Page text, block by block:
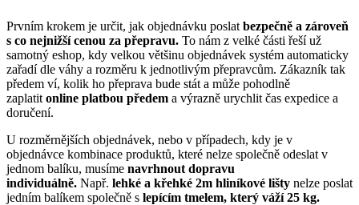
Prvním krokem je určit, jak objednávku poslat bezpečně a zároveň
s co nejnižší cenou za přepravu. To nám z velké části řeší už
samotný eshop, kdy velkou většinu objednávek systém automaticky
zařadí dle váhy a rozměru k jednotlivým přepravcům. Zákazník tak
předem ví, kolik ho přeprava bude stát a může pohodlně
zaplatit online platbou předem a výrazně urychlit čas expedice a
doručení.
U rozměrnějších objednávek, nebo v případech, kdy je v
objednávce kombinace produktů, které nelze společně odeslat v
jednom balíku, musíme navrhnout dopravu
individuálně. Např. lehké a křehké 2m hliníkové lišty nelze poslat
jedním balíkem společně s lepícím tmelem, který váží 25 kg.